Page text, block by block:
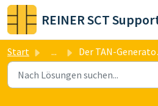
Zum hauptsächlichen Inhalt gehen
REINER SCT
Start ... Der TAN-Generator zeigt "Fehler 00" im Display an